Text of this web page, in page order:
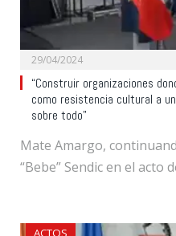
29/04/2024
“Construir organizaciones
como resistencia cultural a
sobre todo”
Mate Amargo,
“Bebe” Sendic en el acto
ACTOS